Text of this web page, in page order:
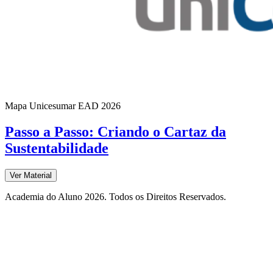
Mapa Unicesumar EAD 2026
Passo a Passo: Criando o Cartaz da
Sustentabilidade
Ver Material
Academia do Aluno 2026. Todos os Direitos Reservados.